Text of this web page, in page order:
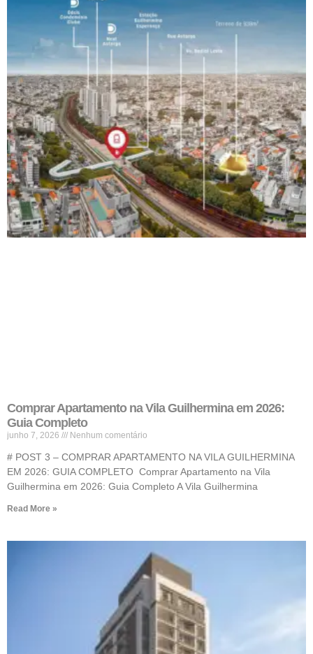
Comprar Apartamento na Vila Guilhermina em 2026:
Guia Completo
junho 7, 2026 Nenhum comentário
# POST 3 – COMPRAR APARTAMENTO NA VILA GUILHERMINA
EM 2026: GUIA COMPLETO Comprar Apartamento na Vila
Guilhermina em 2026: Guia Completo A Vila Guilhermina
Read More »